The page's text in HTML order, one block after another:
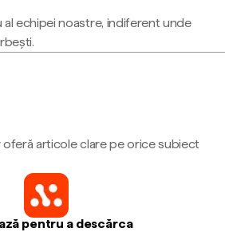
echipei noastre, indiferent unde
articole clare pe orice subiect
pentru a descărca